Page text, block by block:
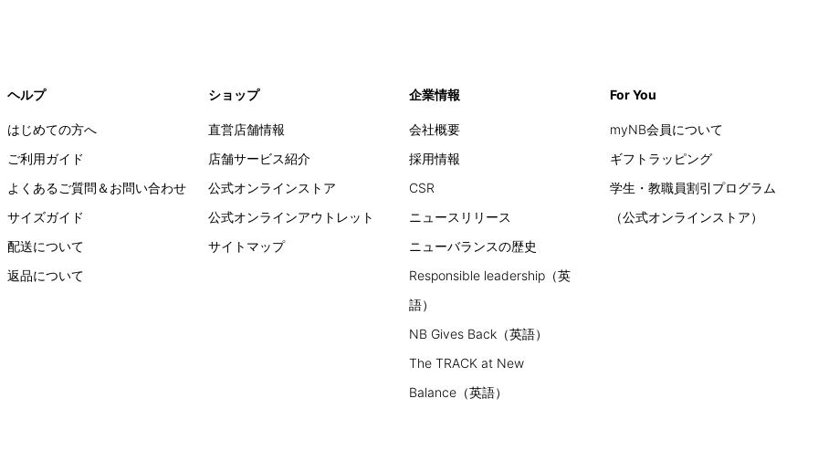
ヘルプ
はじめての方へ
ご利用ガイド
よくあるご質問＆お問い合わせ
サイズガイド
配送について
返品について
ショップ
直営店舗情報
店舗サービス紹介
公式オンラインストア
公式オンラインアウトレット
サイトマップ
企業情報
会社概要
採用情報
CSR
ニュースリリース
ニューバランスの歴史
Responsible leadership（英
語）
NB Gives Back（英語）
The TRACK at New
Balance（英語）
For You
myNB会員について
ギフトラッピング
学生・教職員割引プログラム
（公式オンラインストア）